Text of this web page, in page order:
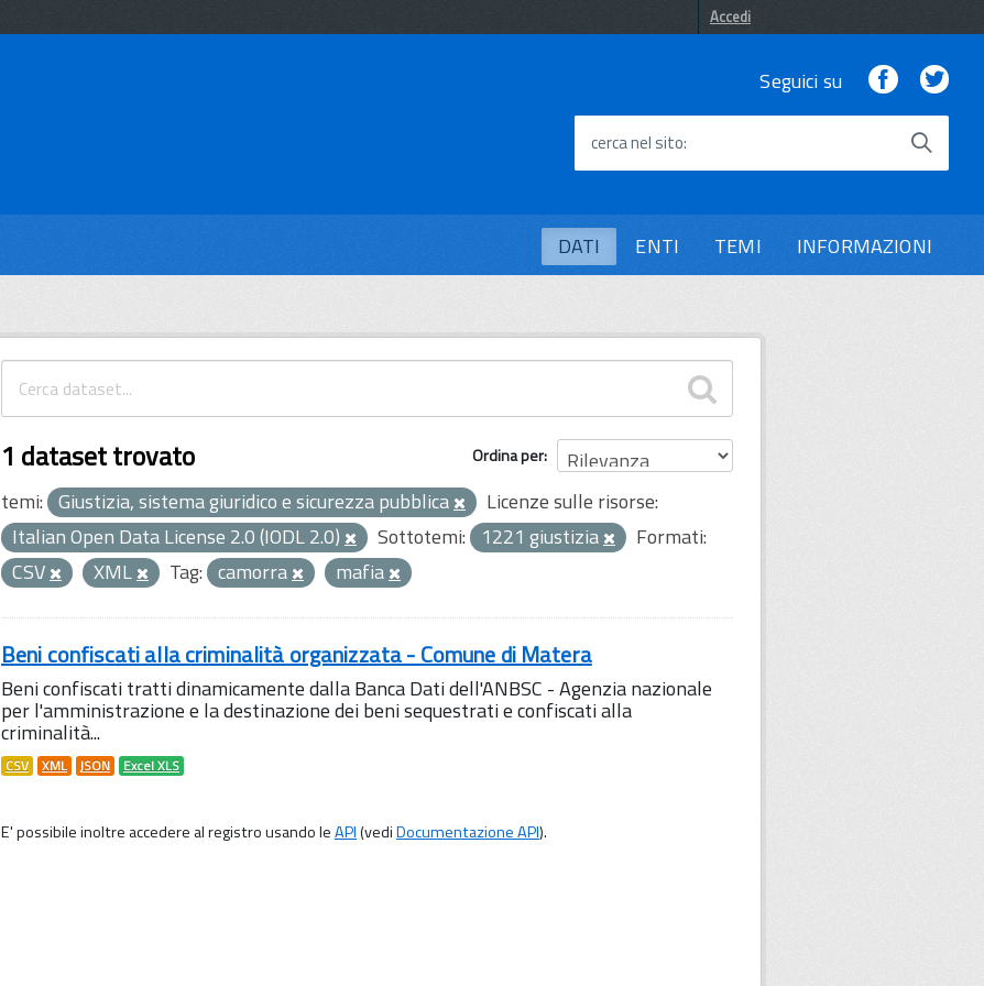
Accedi
Seguici su Facebook
cerca nel sito
DATI ENTI TEMI INFORMAZIONI
Ordina per
1 dataset trovato
temi: Giustizia, sistema giuridico e sicurezza pubblica
Licenze sulle risorse:
Italian Open Data License 2.0 (IODL 2.0)
Sottotemi: 1221 giustizia
Formati:
CSV
XML Tag: camorra mafia
Beni confiscati alla criminalità organizzata - Comune di Matera
Beni confiscati tratti dinamicamente dalla Banca Dati dell'ANBSC - Agenzia nazionale
per l'amministrazione e la destinazione dei beni sequestrati e confiscati alla
criminalità...
CSV XML JSON Excel XLS
E' possibile inoltre accedere al registro usando leAPI(vediDocumentazione API).